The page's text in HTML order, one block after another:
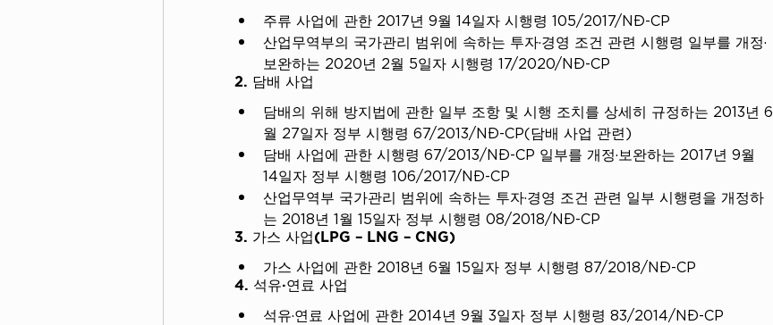
주류 사업에 관한 2017년 9월 14일자 시행령 105/2017/NĐ-CP
산업무역부의 국가관리 범위에 속하는 투자·경영 조건 관련 시행령 일부를 개정·
보완하는 2020년 2월 5일자 시행령 17/2020/NĐ-CP
2. 담배 사업
담배의 위해 방지법에 관한 일부 조항 및 시행 조치를 상세히 규정하는 2013년 6
월 27일자 정부 시행령 67/2013/NĐ-CP(담배 사업 관련)
담배 사업에 관한 시행령 67/2013/NĐ-CP 일부를 개정·보완하는 2017년 9월
14일자 정부 시행령 106/2017/NĐ-CP
산업무역부 국가관리 범위에 속하는 투자·경영 조건 관련 일부 시행령을 개정하
는 2018년 1월 15일자 정부 시행령 08/2018/NĐ-CP
3. 가스 사업(LPG – LNG – CNG)
가스 사업에 관한 2018년 6월 15일자 정부 시행령 87/2018/NĐ-CP
4. 석유·연료 사업
석유·연료 사업에 관한 2014년 9월 3일자 정부 시행령 83/2014/NĐ-CP